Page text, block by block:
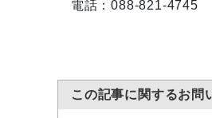
電話：088-821-4745
この記事に関するお問